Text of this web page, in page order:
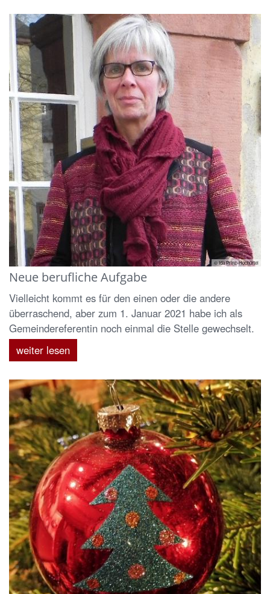
© Ida Prinz-Hochürtel
Neue berufliche Aufgabe
Vielleicht kommt es für den einen oder die andere
überraschend, aber zum 1. Januar 2021 habe ich als
Gemeindereferentin noch einmal die Stelle gewechselt.
weiter lesen